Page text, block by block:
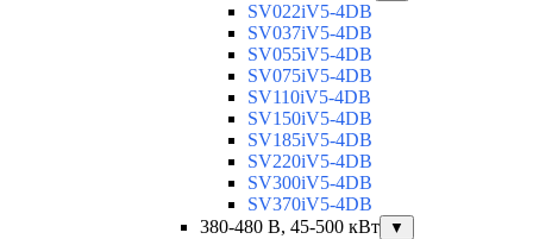
SV022iV5-4DB
SV037iV5-4DB
SV055iV5-4DB
SV075iV5-4DB
SV110iV5-4DB
SV150iV5-4DB
SV185iV5-4DB
SV220iV5-4DB
SV300iV5-4DB
SV370iV5-4DB
380-480 В, 45-500 кВт
▼